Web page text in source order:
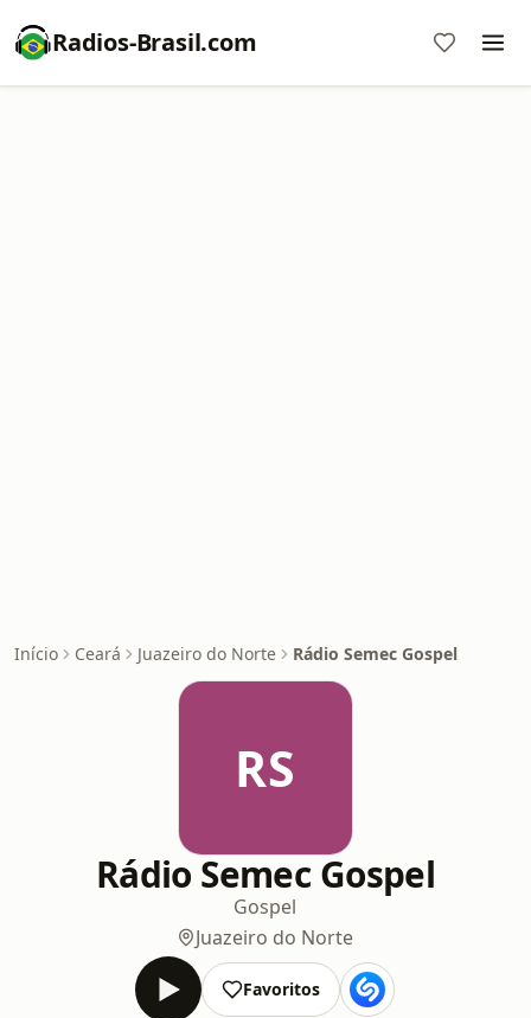
Radios-Brasil.com
Início Ceará Juazeiro do Norte Rádio Semec Gospel
RS
Rádio Semec Gospel
Gospel
Juazeiro do Norte
Favoritos